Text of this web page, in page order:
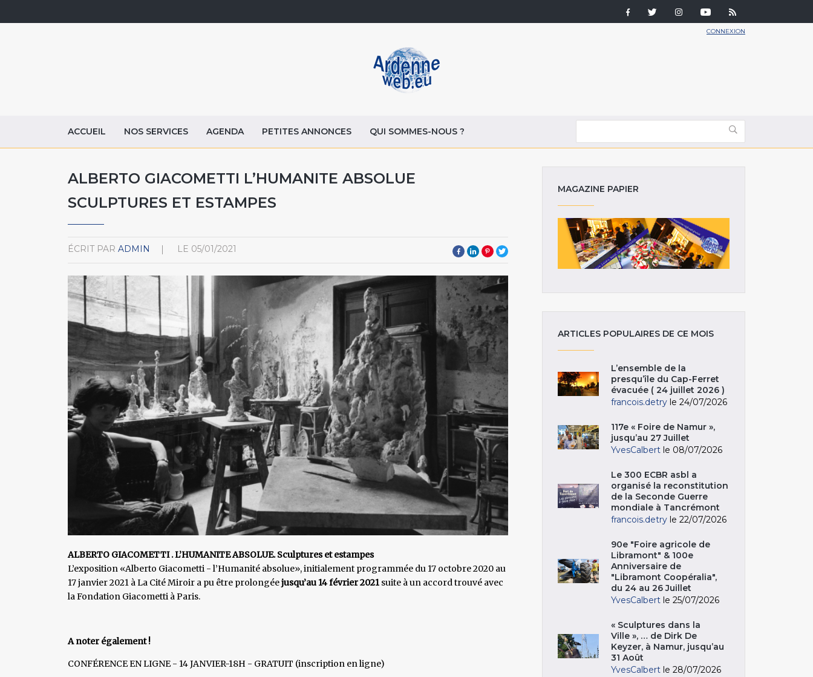
CONNEXION
ACCUEIL NOS SERVICES AGENDA PETITES ANNONCES QUI SOMMES-NOUS ?
ALBERTO GIACOMETTI L’HUMANITE ABSOLUE
SCULPTURES ET ESTAMPES
ÉCRIT PAR ADMIN LE 05/01/2021
ALBERTO GIACOMETTI. L’HUMANITE ABSOLUE.Sculptures et estampes
L’exposition «Alberto Giacometti - l’Humanité absolue», initialement programmée du 17 octobre 2020 au
17 janvier 2021 à La Cité Miroir a pu être prolongéejusqu’au 14 février 2021 suite à un accord trouvé avec
la Fondation Giacometti à Paris.
A noter également !
CONFÉRENCE EN LIGNE - 14 JANVIER-18H - GRATUIT (inscription en ligne)
MAGAZINE PAPIER
ARTICLES POPULAIRES DE CE MOIS
L’ensemble de la
presqu’île du Cap-Ferret
évacuée ( 24 juillet 2026 )
francois.detry le 24/07/2026
117e « Foire de Namur »,
jusqu’au 27 Juillet
YvesCalbert le 08/07/2026
Le 300 ECBR asbl a
organisé la reconstitution
de la Seconde Guerre
mondiale à Tancrémont
francois.detry le 22/07/2026
90e "Foire agricole de
Libramont" & 100e
Anniversaire de
"Libramont Coopéralia",
du 24 au 26 Juillet
YvesCalbert le 25/07/2026
« Sculptures dans la
Ville », … de Dirk De
Keyzer, à Namur, jusqu’au
31 Août
YvesCalbert le 28/07/2026